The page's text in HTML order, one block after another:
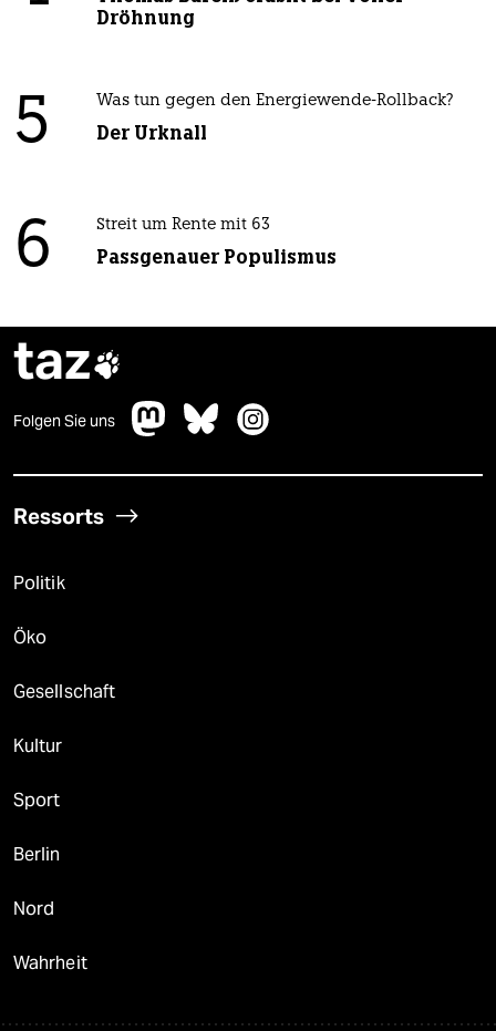
Dröhnung
5 Was tun gegen den Energiewende-Rollback?
Der Urknall
6 Streit um Rente mit 63
Passgenauer Populismus
taz
Folgen Sie uns
Ressorts
Politik
Öko
Gesellschaft
Kultur
Sport
Berlin
Nord
Wahrheit